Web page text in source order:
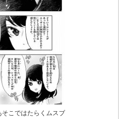
こではたらくムスブ